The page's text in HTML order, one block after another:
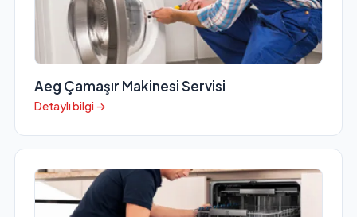
Aeg Çamaşır Makinesi Servisi
Detaylı bilgi →